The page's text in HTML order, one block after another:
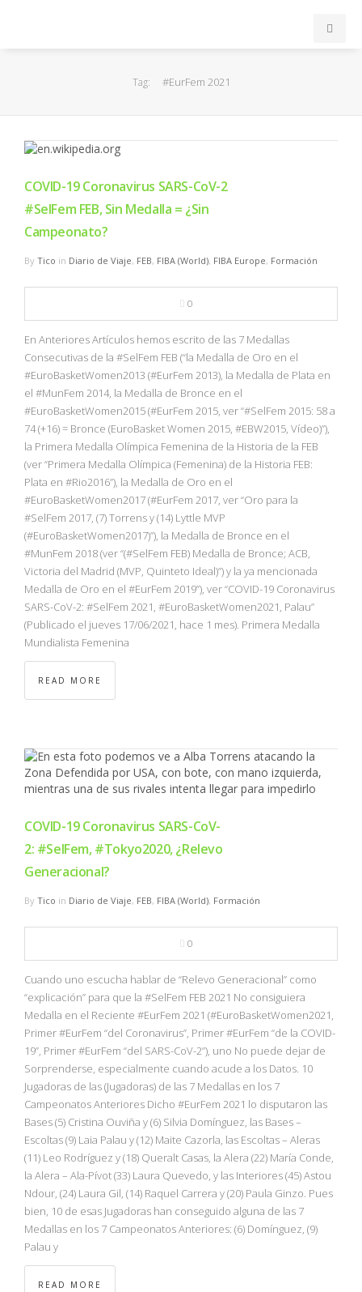
EuroLeague
FIBA
OTROS
NBA
MULTIMEDIA
Tag: #EurFem 2021
COVID-19 Coronavirus SARS-CoV-2
#SelFem FEB, Sin Medalla = ¿Sin
Campeonato?
By Tico in Diario de Viaje, FEB, FIBA (World), FIBA Europe, Formación
0
En Anteriores Artículos hemos escrito de las 7 Medallas
Consecutivas de la #SelFem FEB (“la Medalla de Oro en el
#EuroBasketWomen2013 (#EurFem 2013), la Medalla de Plata en
el #MunFem 2014, la Medalla de Bronce en el
#EuroBasketWomen2015 (#EurFem 2015, ver “#SelFem 2015: 58 a
74 (+16) = Bronce (EuroBasket Women 2015, #EBW2015, Vídeo)”),
la Primera Medalla Olímpica Femenina de la Historia de la FEB
(ver “Primera Medalla Olímpica (Femenina) de la Historia FEB:
Plata en #Rio2016”), la Medalla de Oro en el
#EuroBasketWomen2017 (#EurFem 2017, ver “Oro para la
#SelFem 2017, (7) Torrens y (14) Lyttle MVP
(#EuroBasketWomen2017)”), la Medalla de Bronce en el
#MunFem 2018 (ver “(#SelFem FEB) Medalla de Bronce; ACB,
Victoria del Madrid (MVP, Quinteto Ideal)”) y la ya mencionada
Medalla de Oro en el #EurFem 2019”), ver “COVID-19 Coronavirus
SARS-CoV-2: #SelFem 2021, #EuroBasketWomen2021, Palau”
(Publicado el jueves 17/06/2021, hace 1 mes). Primera Medalla
Mundialista Femenina
READ MORE
COVID-19 Coronavirus SARS-CoV-
2: #SelFem, #Tokyo2020, ¿Relevo
Generacional?
By Tico in Diario de Viaje, FEB, FIBA (World), Formación
0
Cuando uno escucha hablar de “Relevo Generacional” como
“explicación” para que la #SelFem FEB 2021 No consiguiera
Medalla en el Reciente #EurFem 2021 (#EuroBasketWomen2021,
Primer #EurFem “del Coronavirus”, Primer #EurFem “de la COVID-
19”, Primer #EurFem “del SARS-CoV-2”), uno No puede dejar de
Sorprenderse, especialmente cuando acude a los Datos. 10
Jugadoras de las (Jugadoras) de las 7 Medallas en los 7
Campeonatos Anteriores Dicho #EurFem 2021 lo disputaron las
Bases (5) Cristina Ouviña y (6) Silvia Domínguez, las Bases –
Escoltas (9) Laia Palau y (12) Maite Cazorla, las Escoltas – Aleras
(11) Leo Rodríguez y (18) Queralt Casas, la Alera (22) María Conde,
la Alera – Ala-Pívot (33) Laura Quevedo, y las Interiores (45) Astou
Ndour, (24) Laura Gil, (14) Raquel Carrera y (20) Paula Ginzo. Pues
bien, 10 de esas Jugadoras han conseguido alguna de las 7
Medallas en los 7 Campeonatos Anteriores: (6) Domínguez, (9)
Palau y
READ MORE